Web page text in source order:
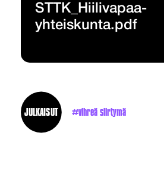
STTK_Hiilivapaa-
yhteiskunta.pdf
JULKAISUT vihreä siirtymä